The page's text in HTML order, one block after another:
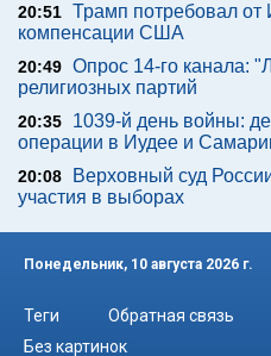
20:51 Трамп потребовал
компенсации США
20:49 Опрос 14-го канала:
религиозных партий
20:35
1039-й день войны:
операции в Иудее и
20:08
Верховный суд
участия в выборах
Понедельник, 10 августа 2026 г.
Теги Обратная связь
Без картинок